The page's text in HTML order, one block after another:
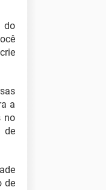
do
a
no
de
de